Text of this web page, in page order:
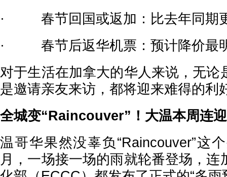
· 春节回国或返加：比去年同期更
· 春节后返华机票：预计降价最
对于生活在加拿大的华人来说，无论
是邀请亲友来访，都将迎来难得的利
全城变“Raincouver”！大温本周连
温哥华果然没辜负“Raincouver”这
月，一场接一场的雨就轮番登场，连